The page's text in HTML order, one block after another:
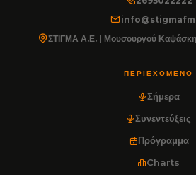
ΣΤΙΓΜΑ Α.Ε. | Μουσουργού
ΠΕΡΙΕΧΌΜΕΝΟ
Σήμερα
Συνεντεύξεις
Πρόγραμμα
Charts